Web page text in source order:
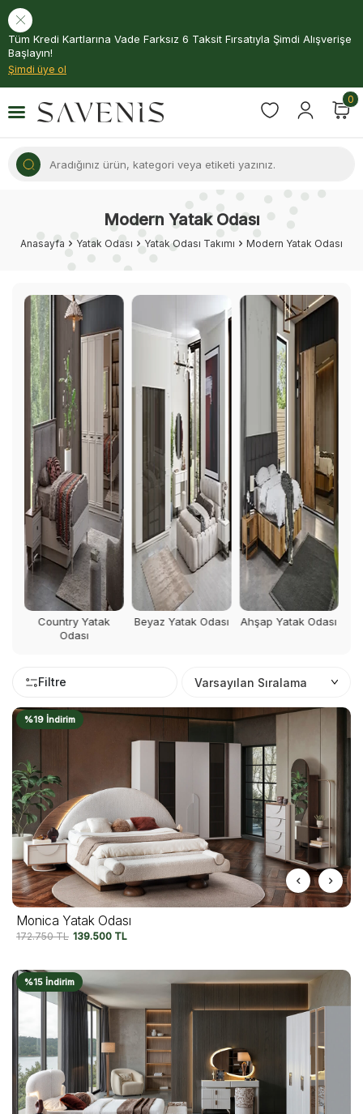
Tüm Kredi Kartlarına Vade Farksız 6 Taksit Fırsatıyla Şimdi Alışverişe
Başlayın!
Şimdi üye ol
0
Modern Yatak Odası
Anasayfa Yatak Odası Yatak Odası Takımı Modern Yatak Odası
Beyaz Yatak Odası Ahşap Yatak Odası Gri Yatak Odası
Filtre
%19 İndirim
Monica Yatak Odası
172.750TL 139.500 TL
%15 İndirim